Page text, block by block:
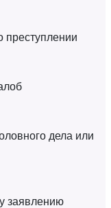
преступлении
дела или
заявлению